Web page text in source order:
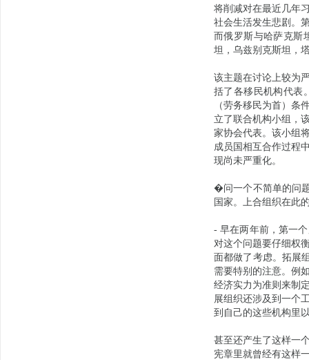
将削减对在最近几年
社会生活发生悲剧。
而俄罗斯与哈萨克斯
坦，乌兹别克斯坦，
该主题在讨论上较为
括了各移民机构代表
（劳务移民为首）条
立了联合机构小组，
家协会代表。该小组
成员国相互合作过程
现尚未严重化。
�问一个不简单的问
国家。上合组织在此
- 早在两年前，第一
对这个问题要仔细权
面都做了考虑。拓展
需要特别的注意。例
经济实力为准则来制
展组织还涉及到一个
到自己的这些机构里
甚至还产生了这样一
宪章里就曾经有这样